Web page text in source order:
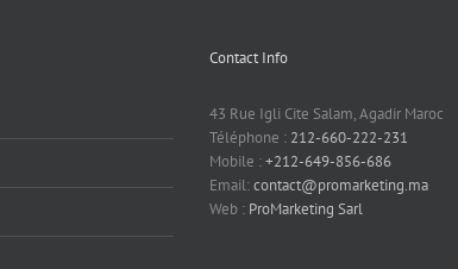
Contact Info
43 Rue Igli Cite Salam, Agadir Maroc
Téléphone : 212-660-222-231
Mobile :+212-649-856-686
Email:contact@promarketing.ma
Web : ProMarketing Sarl